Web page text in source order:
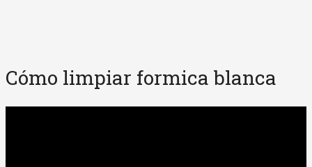
Cómo limpiar formica blanca